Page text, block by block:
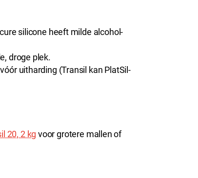
silicone heeft milde alcohol-
droge plek.
uitharding (Transil kan PlatSil-
20, 2 kg voor grotere mallen of